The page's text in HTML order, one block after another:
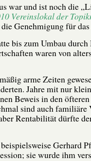
war und ist noch die
Vereinslokal der
Genehmigung für
bis zum Umbau
waren von
arme Zeiten
Jahre mit nur
Beweis in den
sind auch familiäre
Rentabilität dürfte
Gerhard
sie wurde ihm